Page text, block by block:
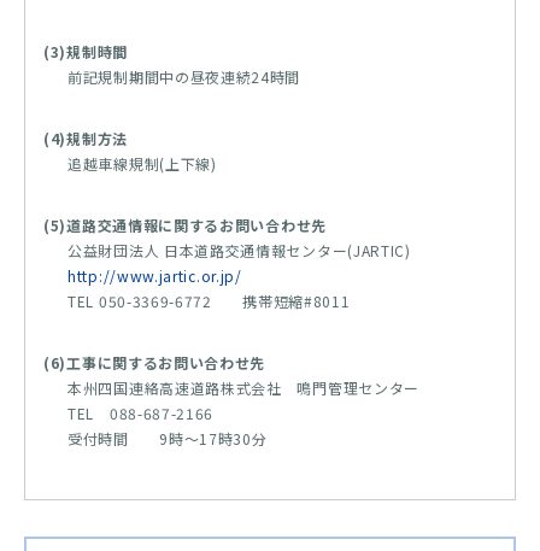
(3)規制時間
前記規制期間中の昼夜連続24時間
(4)規制方法
追越車線規制(上下線)
(5)道路交通情報に関するお問い合わせ先
公益財団法人 日本道路交通情報センター(JARTIC)
http://www.jartic.or.jp/
TEL 050-3369-6772 携帯短縮#8011
(6)工事に関するお問い合わせ先
本州四国連絡高速道路株式会社 鳴門管理センター
TEL 088-687-2166
受付時間 9時～17時30分